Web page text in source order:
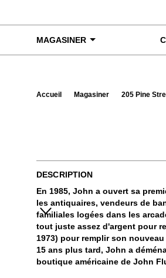
MAGASINER
Accueil Magasiner 205 Pine
DESCRIPTION
En 1985, John a ouvert sa
les antiquaires, vendeurs de
familiales logées dans les
tout juste assez d'argent pour
1973) pour remplir son
15 ans plus tard, John a
boutique américaine de John